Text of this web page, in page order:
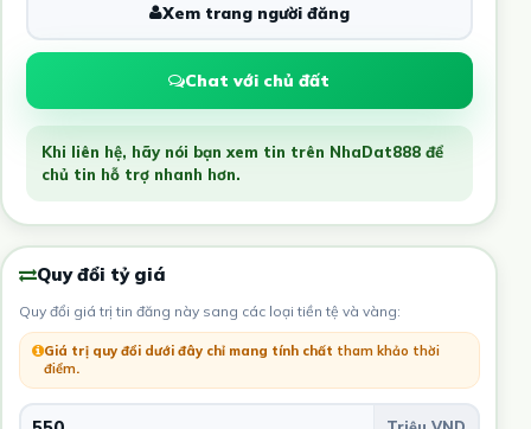
Xem trang người đăng
Chat với chủ đất
Khi liên hệ, hãy nói bạn xem tin trên NhaDat888 để
chủ tin hỗ trợ nhanh hơn.
Quy đổi tỷ giá
Quy đổi giá trị tin đăng này sang các loại tiền tệ và vàng:
Giá trị quy đổi dưới đây chỉ mang tính chất tham khảo thời
điểm.